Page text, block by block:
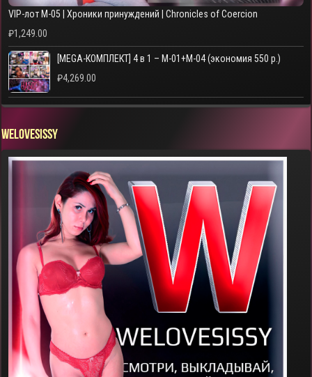
VIP-лот M-05 | Хроники принуждений | Chronicles of Coercion
₽1,249.00
[MEGA-КОМПЛЕКТ] 4 в 1 – M-01+M-04 (экономия 550 р.)
₽4,269.00
WELOVESISSY